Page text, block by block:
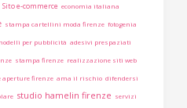
Sito e-commerce economia italiana
stampa cartellini moda firenze fotogenia
per pubblicità adesivi prespaziati
stampa firenze realizzazione siti web
aperture firenze ama il rischio difendersi
studio hamelin firenze servizi